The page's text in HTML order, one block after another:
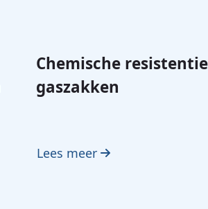
Chemische
gaszakken
Lees meer